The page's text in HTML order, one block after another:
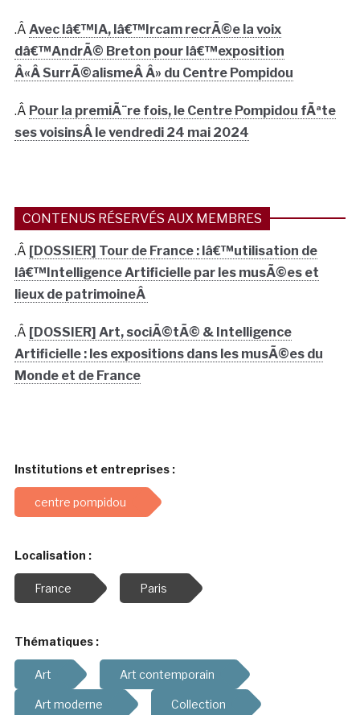
.Â Avec lâ€™IA, lâ€™Ircam recrÃ©e la voix
dâ€™AndrÃ© Breton pour lâ€™exposition
Â«Â SurrÃ©alismeÂ Â» du Centre Pompidou
.Â Pour la premiÃ¨re fois, le Centre Pompidou fÃªte
ses voisinsÂ le vendredi 24 mai 2024
CONTENUS RÉSERVÉS AUX MEMBRES
.Â [DOSSIER] Tour de France : lâ€™utilisation de
lâ€™Intelligence Artificielle par les musÃ©es et
lieux de patrimoineÂ
.Â [DOSSIER] Art, sociÃ©tÃ© & Intelligence
Artificielle : les expositions dans les musÃ©es du
Monde et de France
Institutions et entreprises :
centre pompidou
Localisation :
France Paris
Thématiques :
Art Art contemporain
Art moderne Collection